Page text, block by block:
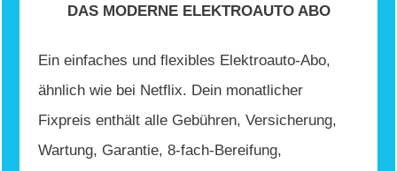
DAS MODERNE ELEKTROAUTO ABO
Ein einfaches und flexibles Elektroauto-Abo,
ähnlich wie bei Netflix. Dein monatlicher
Fixpreis enthält alle Gebühren, Versicherung,
Wartung, Garantie, 8-fach-Bereifung,